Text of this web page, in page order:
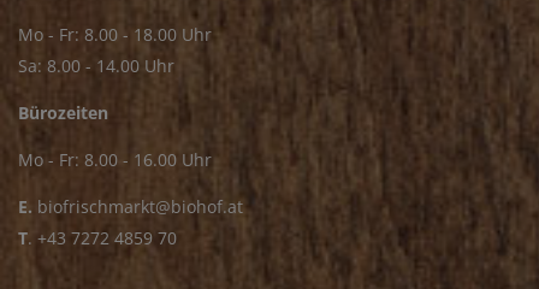
Mo - Fr: 8.00 - 18.00 Uhr
Sa: 8.00 - 14.00 Uhr
Bürozeiten
Mo - Fr: 8.00 - 16.00 Uhr
E. biofrischmarkt@biohof.at
T. +43 7272 4859 70